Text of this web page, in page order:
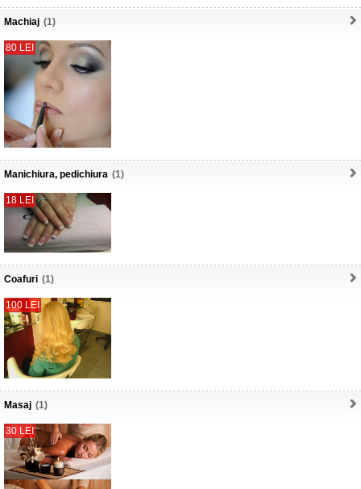
Machiaj (1)
80 LEI
Manichiura, pedichiura (1)
18 LEI
Coafuri (1)
100 LEI
Masaj (1)
30 LEI